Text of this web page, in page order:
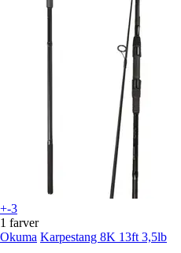
+-3
1 farver
Okuma Karpestang 8K 13ft 3,5lb